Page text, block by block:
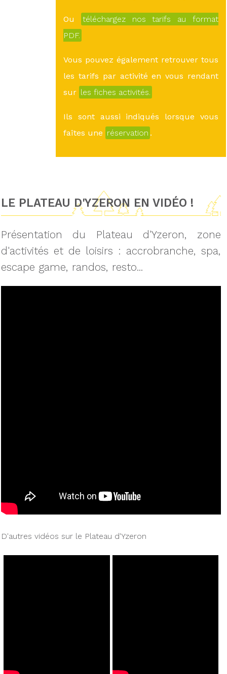
Ou
téléchargez nos tarifs au format
PDF.
Vous pouvez également retrouver tous
les tarifs par activité en vous rendant
sur les fiches activités.
Ils sont aussi indiqués lorsque vous
faîtes une réservation .
LE PLATEAU D'YZERON EN VIDÉO !
Présentation du Plateau d'Yzeron, zone
d'activités et de loisirs : accrobranche, spa,
escape game, randos, resto...
D'autres vidéos sur le Plateau d'Yzeron